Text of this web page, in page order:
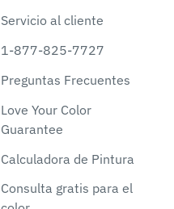
Servicio al cliente
1-877-825-7727
Preguntas Frecuentes
Love Your Color
Guarantee
Calculadora de Pintura
Consulta gratis para el